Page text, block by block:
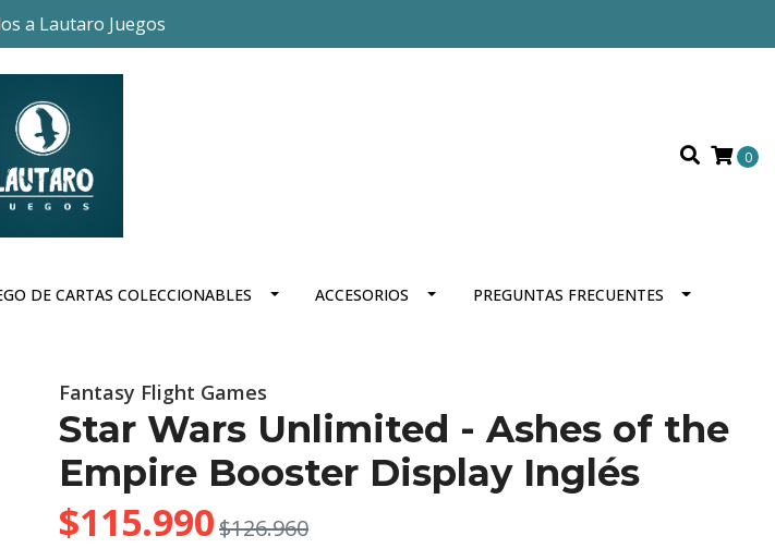
a Lautaro Juegos
0
DE CARTAS COLECCIONABLES ACCESORIOS PREGUNTAS FRECUENTES
Fantasy Flight Games
Star Wars Unlimited - Ashes of the
Empire Booster Display Inglés
$115.990$126.960